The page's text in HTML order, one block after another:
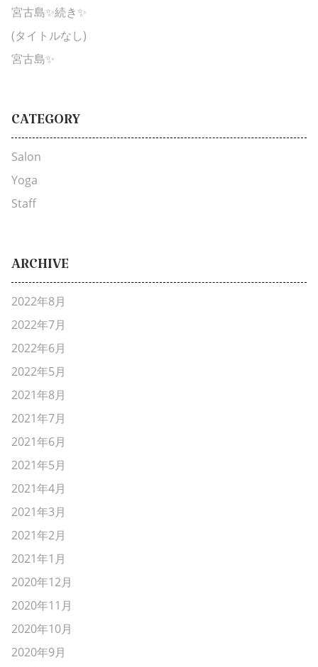
宮古島✨続き✨
(タイトルなし)
宮古島✨
CATEGORY
Salon
Yoga
Staff
ARCHIVE
2022年8月
2022年7月
2022年6月
2022年5月
2021年8月
2021年7月
2021年6月
2021年5月
2021年4月
2021年3月
2021年2月
2021年1月
2020年12月
2020年11月
2020年10月
2020年9月